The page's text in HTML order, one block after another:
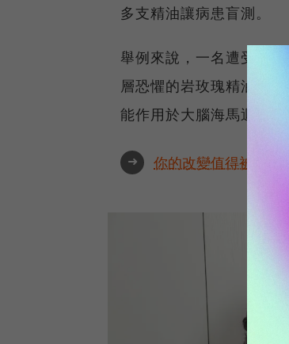
多支精油讓病患盲測。
舉例來說，一名遭受霸
層恐懼的岩玫瑰精油有
能作用於大腦海馬迴短
➜ 你的改變值得被看見